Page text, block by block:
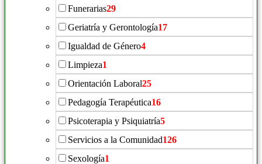
Funerarias29
Geriatría y Gerontología17
Igualdad de Género4
Limpieza1
Orientación Laboral25
Pedagogía Terapéutica16
Psicoterapia y Psiquiatría5
Servicios a la Comunidad126
Sexología1